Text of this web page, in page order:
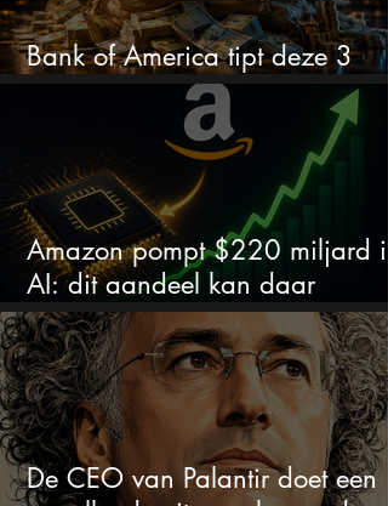
Bank of America tipt deze 3
chipaandelen
Amazon pompt $220 miljard in
AI: dit aandeel kan daar
explosief van profiteren
De CEO van Palantir doet een